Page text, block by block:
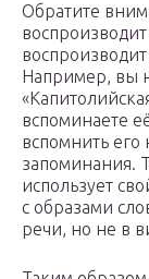
Обратите
Например, вы
вспоминаете
вспомнить его
запоминания.
использует
с образами
речи, но не в